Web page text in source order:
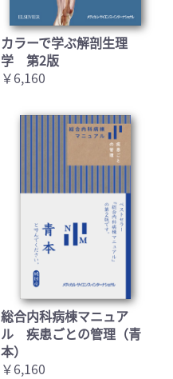
カラーで学ぶ解剖生理
学 第2版
￥6,160
総合内科病棟マニュア
ル 疾患ごとの管理（青
本）
￥6,160